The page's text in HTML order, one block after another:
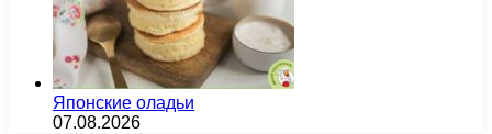
Японские оладьи
07.08.2026